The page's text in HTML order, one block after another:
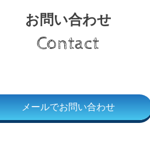
お問い合わせ
Contact
メールでお問い合わせ